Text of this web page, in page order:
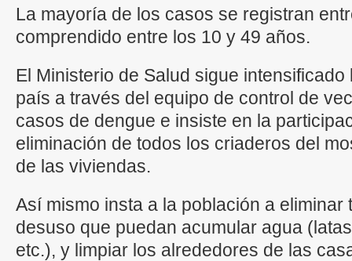
La mayoría de los casos se registran
comprendido entre los 10 y 49 años.
El Ministerio de Salud sigue
país a través del equipo de control de
casos de dengue e insiste en la
eliminación de todos los criaderos del
de las viviendas.
Así mismo insta a la población a
desuso que puedan acumular agua
etc.), y limpiar los alrededores de las